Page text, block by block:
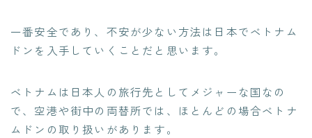
一番安全であり、不安が少ない方法は日本でベトナム
ドンを入手していくことだと思います。
ベトナムは日本人の旅行先としてメジャーな国なの
で、空港や街中の両替所では、ほとんどの場合ベトナ
ムドンの取り扱いがあります。